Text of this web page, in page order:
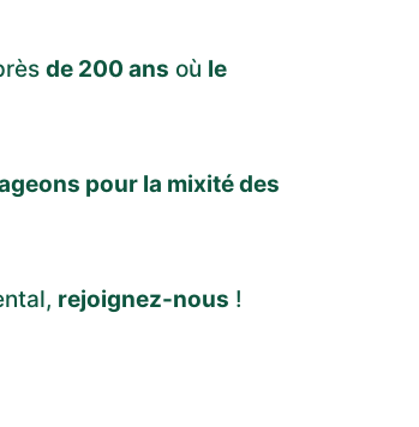
de 200 ans où le
pour la mixité des
rejoignez-nous !